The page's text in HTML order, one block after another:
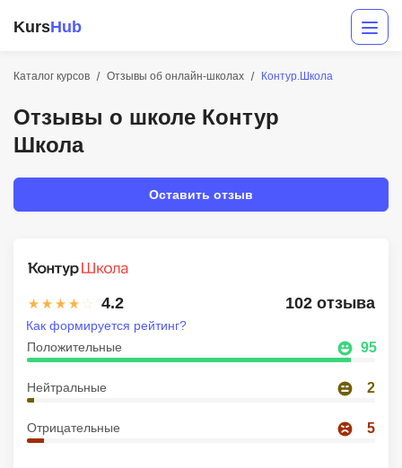
KursHub
Каталог курсов Отзывы об онлайн-школах Контур.Школа
Отзывы о школе Контур
Школа
Оставить отзыв
4.2 102 отзыва
Положительные 95
Нейтральные 2
Отрицательные 5
Как формируется рейтинг?
Маркетинг
Дизайн
Аналитика
Менеджмент
Иностранные языки